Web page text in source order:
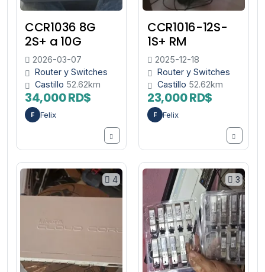
CCR1036 8G
2S+ a 10G
2026-03-07
Router y Switches
Castillo 52.62km
34,000 RD$
F Felix
CCR1016-12S-
1S+ RM
2025-12-18
Router y Switches
Castillo 52.62km
23,000 RD$
F Felix
4 3